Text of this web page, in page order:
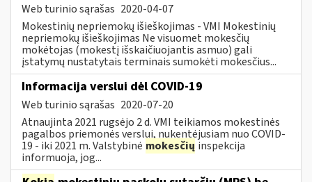
Web turinio sąrašas 2020-04-07
Mokestinių nepriemokų išieškojimas - VMI Mokestinių
nepriemokų išieškojimas Ne visuomet mokesčių
mokėtojas (mokestį išskaičiuojantis asmuo) gali
įstatymų nustatytais terminais sumokėti mokesčius...
Informacija verslui dėl COVID-19
Web turinio sąrašas 2020-07-20
Atnaujinta 2021 rugsėjo 2 d. VMI teikiamos mokestinės
pagalbos priemonės verslui, nukentėjusiam nuo COVID-
19 - iki 2021 m. Valstybinė mokesčių inspekcija
informuoja, jog...